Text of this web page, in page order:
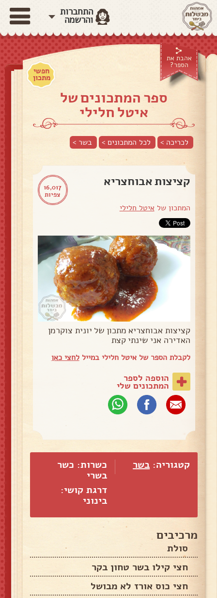
התחברות
והרשמה
אהבת את
הספר?
חפשי
מתכון
ספר המתכונים של
איטל חלילי
לכריכה > לכל המתכונים > בשר >
16,017
צפיות
קציצות אבוחצריא
המתכון של איטל חלילי
קציצות אבוחצריא מתכון של יונית צוקרמן
האדירה אני שינתי קצת
לקבלת הספר של איטל חלילי במייללחצי כאן
הוספה לספר
המתכונים שלי
קטגוריה: בשר
כשרות: כשר
בשרי
דרגת קושי:
בינוני
מרכיבים
סולת
חצי קילו בשר טחון בקר
חצי כוס אורז לא מבושל